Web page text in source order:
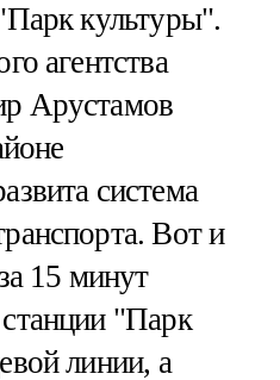
культуры".
агентства
Арустамов
система
Вот и
15 минут
"Парк
линии, а